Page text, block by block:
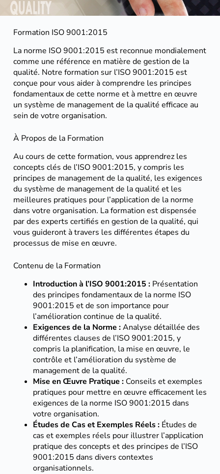
Formation ISO 9001:2015
La norme ISO 9001:2015 est reconnue mondialement
comme une référence en matière de gestion de la
qualité. Notre formation sur l’ISO 9001:2015 est
conçue pour vous aider à comprendre les principes
fondamentaux de cette norme et à mettre en œuvre
un système de management de la qualité efficace au
sein de votre organisation.
À Propos de la Formation
Au cours de cette formation, vous apprendrez les
concepts clés de l’ISO 9001:2015, y compris les
principes de management de la qualité, les exigences
du système de management de la qualité et les
meilleures pratiques pour l’application de la norme
dans votre organisation. La formation est dispensée
par des experts certifiés en gestion de la qualité, qui
vous guideront à travers les différentes étapes du
processus de mise en œuvre.
Contenu de la Formation
Introduction à l’ISO 9001:2015 :Présentation
des principes fondamentaux de la norme ISO
9001:2015 et de son importance pour
l’amélioration continue de la qualité.
Exigences de la Norme :Analyse détaillée des
différentes clauses de l’ISO 9001:2015, y
compris la planification, la mise en œuvre, le
contrôle et l’amélioration du système de
management de la qualité.
Mise en Œuvre Pratique :Conseils et exemples
pratiques pour mettre en œuvre efficacement les
exigences de la norme ISO 9001:2015 dans
votre organisation.
Études de Cas et Exemples Réels :Études de
cas et exemples réels pour illustrer l’application
pratique des concepts et des principes de l’ISO
9001:2015 dans divers contextes
organisationnels.